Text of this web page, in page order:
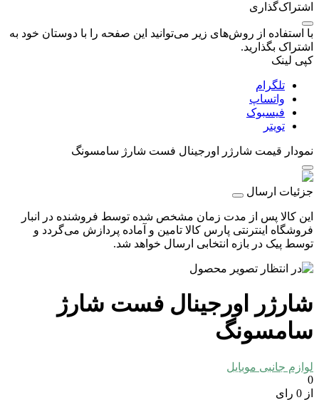
اشتراک‌گذاری
با استفاده از روش‌های زیر می‌توانید این صفحه را با دوستان خود به
اشتراک بگذارید.
کپی لینک
تلگرام
واتساپ
فیسبوک
تویتر
نمودار قیمت شارژر اورجینال فست شارژ سامسونگ
جزئیات ارسال
این کالا پس از مدت زمان مشخص شده توسط فروشنده در انبار
فروشگاه اینترنتی پارس کالا تامین و آماده پردازش می‌گردد و
توسط پیک در بازه انتخابی ارسال خواهد شد.
شارژر اورجینال فست شارژ
سامسونگ
لوازم جانبی موبایل
0
از 0 رای